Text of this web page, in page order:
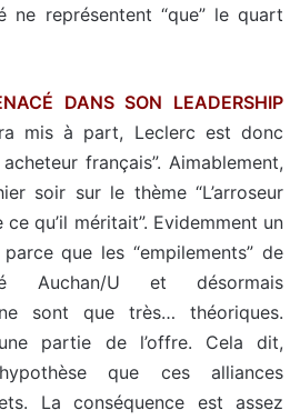
ne représentent “que” le quart
DANS SON LEADERSHIP
mis à part, Leclerc est donc
français”. Aimablement,
soir sur le thème “L’arroseur
ce qu’il méritait”. Evidemment un
que les “empilements” de
Auchan/U et désormais
ne sont que très… théoriques.
partie de l’offre. Cela dit,
que ces alliances
La conséquence est assez